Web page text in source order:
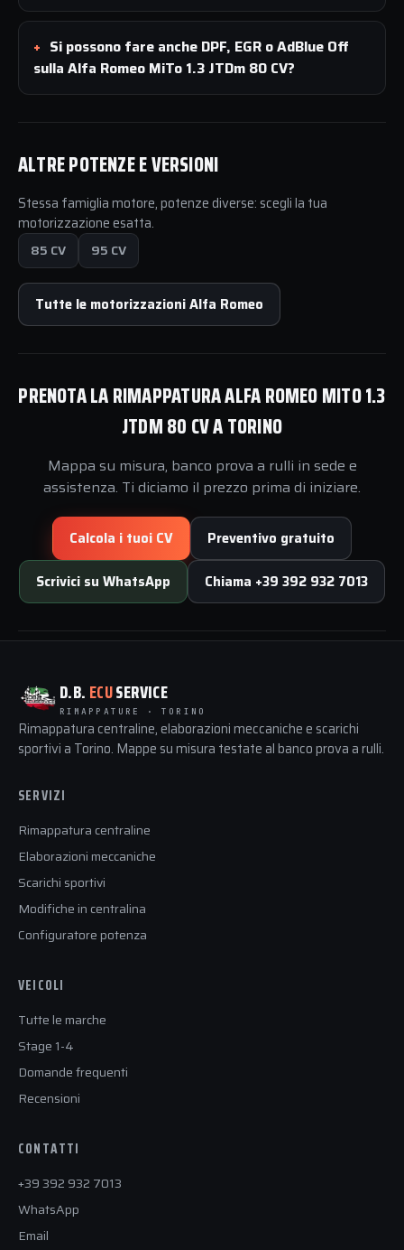
Si possono fare anche DPF, EGR o AdBlue Off
sulla Alfa Romeo MiTo 1.3 JTDm 80 CV?
ALTRE POTENZE E VERSIONI
Stessa famiglia motore, potenze diverse: scegli la tua
motorizzazione esatta.
85 CV
95 CV
Tutte le motorizzazioni Alfa Romeo
PRENOTA LA RIMAPPATURA ALFA ROMEO MITO 1.3
JTDM 80 CV A TORINO
Mappa su misura, banco prova a rulli in sede e
assistenza. Ti diciamo il prezzo prima di iniziare.
Calcola i tuoi CV Preventivo gratuito
Scrivici su WhatsApp Chiama +39 392 932 7013
D.B. ECUSERVICE
RIMAPPATURE · TORINO
Rimappatura centraline, elaborazioni meccaniche e scarichi
sportivi a Torino. Mappe su misura testate al banco prova a rulli.
SERVIZI
Rimappatura centraline
Elaborazioni meccaniche
Scarichi sportivi
Modifiche in centralina
Configuratore potenza
VEICOLI
Tutte le marche
Stage 1-4
Domande frequenti
Recensioni
CONTATTI
+39 392 932 7013
WhatsApp
Email